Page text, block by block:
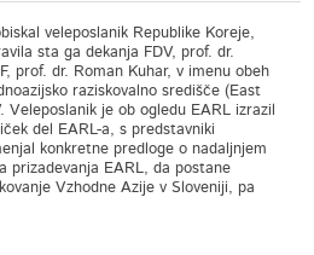
veleposlanik Republike Koreje,
sta ga dekanja FDV, prof. dr.
prof. dr. Roman Kuhar, v imenu obeh
raziskovalno središče (East
je ob ogledu EARL izrazil
del EARL-a, s predstavniki
konkretne predloge o nadaljnjem
prizadevanja EARL, da postane
Vzhodne Azije v Sloveniji, pa